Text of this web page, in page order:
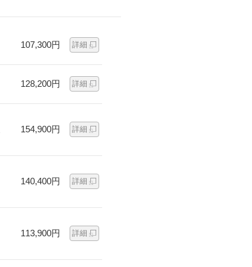
107,300円 詳細
128,200円 詳細
154,900円 詳細
140,400円 詳細
113,900円 詳細